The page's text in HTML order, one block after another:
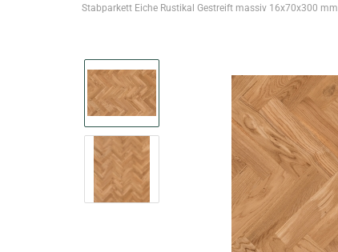
Stabparkett Eiche Rustikal Gestreift massiv 16x70x300 mm